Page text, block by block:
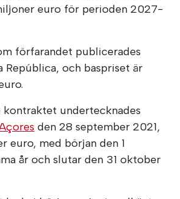
euro för perioden 2027-
förfarandet publicerades
República, och baspriset är
kontraktet undertecknades
den 28 september 2021,
euro, med början den 1
år och slutar den 31 oktober